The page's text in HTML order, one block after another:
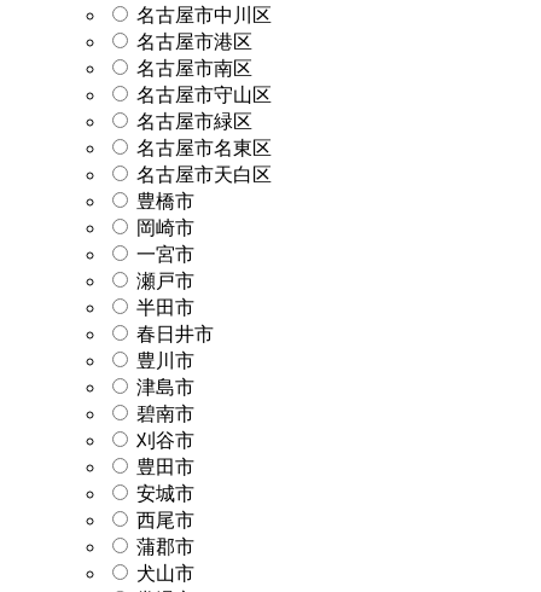
名古屋市中川区
名古屋市港区
名古屋市南区
名古屋市守山区
名古屋市緑区
名古屋市名東区
名古屋市天白区
豊橋市
岡崎市
一宮市
瀬戸市
半田市
春日井市
豊川市
津島市
碧南市
刈谷市
豊田市
安城市
西尾市
蒲郡市
犬山市